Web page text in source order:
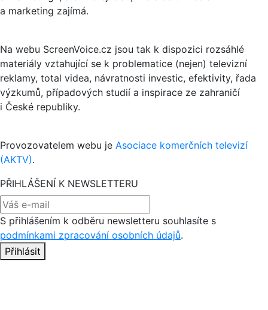
a marketing zajímá.
Na webu ScreenVoice.cz jsou tak k dispozici rozsáhlé
materiály vztahující se k problematice (nejen) televizní
reklamy, total videa, návratnosti investic, efektivity, řada
výzkumů, případových studií a inspirace ze zahraničí
i České republiky.
Provozovatelem webu je Asociace komerčních televizí
(AKTV).
PŘIHLÁŠENÍ K NEWSLETTERU
S přihlášením k odběru newsletteru souhlasíte s
podmínkami zpracování osobních údajů.
Přihlásit